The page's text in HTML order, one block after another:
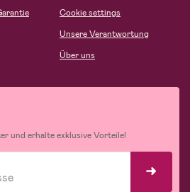
Cookie settings
Unsere Verantwortung
Über uns
und erhalte exklusive Vorteile!